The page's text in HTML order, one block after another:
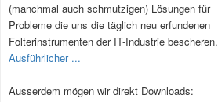
(manchmal auch schmutzigen) Lösungen für
Probleme die uns die täglich neu erfundenen
Folterinstrumenten der IT-Industrie bescheren.
Ausführlicher ...
Ausserdem mögen wir direkt Downloads: